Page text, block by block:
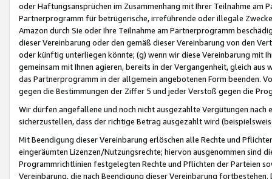
oder Haftungsansprüchen im Zusammenhang mit Ihrer Teilnahme am
Partnerprogramm für betrügerische, irreführende oder illegale
Amazon durch Sie oder Ihre Teilnahme am Partnerprogramm
dieser Vereinbarung oder den gemäß dieser Vereinbarung von den
oder künftig unterliegen könnte; (g) wenn wir diese Vereinbarung mit
gemeinsam mit Ihnen agieren, bereits in der Vergangenheit, gleich
das Partnerprogramm in der allgemein angebotenen Form beenden.
gegen die Bestimmungen der Ziffer 5 und jeder Verstoß gegen die
Wir dürfen angefallene und noch nicht ausgezahlte Vergütungen
sicherzustellen, dass der richtige Betrag ausgezahlt wird
Mit Beendigung dieser Vereinbarung erlöschen alle Rechte und
eingeräumten Lizenzen/Nutzungsrechte; hiervon ausgenommen sind
Programmrichtlinien festgelegten Rechte und Pflichten der Parteien
Vereinbarung, die nach Beendigung dieser Vereinbarung